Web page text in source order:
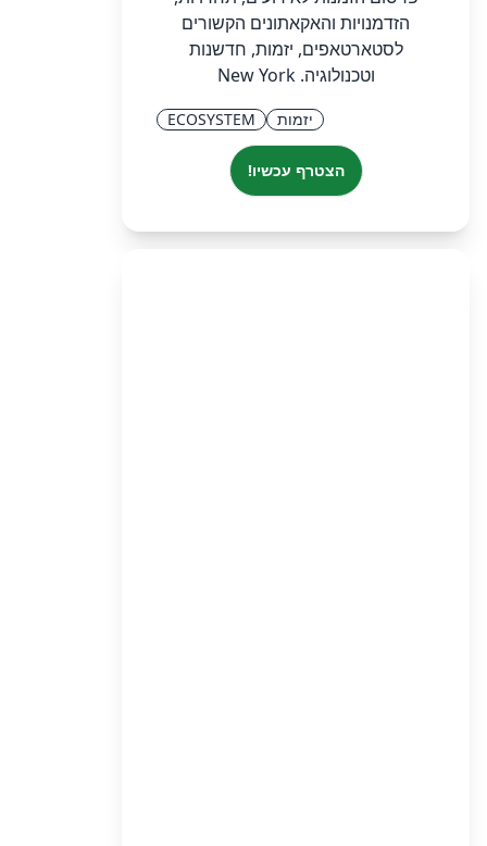
הזדמנויות והאקאתונים הקשורים
לסטארטאפים, יזמות, חדשנות
וטכנולוגיה. New York
יזמות ECOSYSTEM
הצטרף עכשיו!